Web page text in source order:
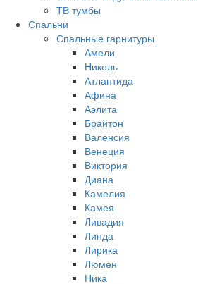
ТВ тумбы
Спальни
Спальные гарнитуры
Амели
Николь
Атлантида
Афина
Аэлита
Брайтон
Валенсия
Венеция
Виктория
Диана
Камелия
Камея
Ливадия
Линда
Лирика
Люмен
Ника